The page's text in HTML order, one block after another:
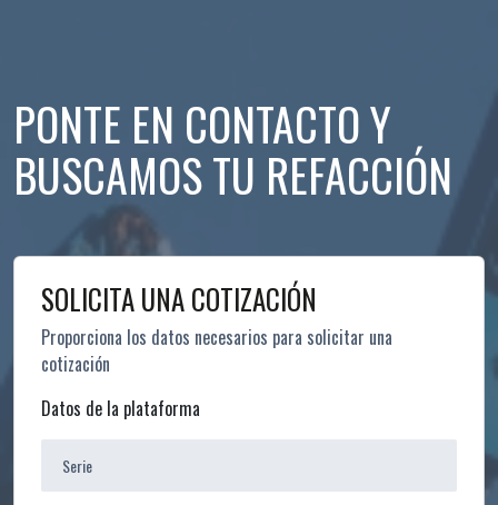
PONTE EN CONTACTO Y
BUSCAMOS TU REFACCIÓN
SOLICITA UNA COTIZACIÓN
Proporciona los datos necesarios para solicitar una
cotización
Leave
blank
Datos de la plataforma